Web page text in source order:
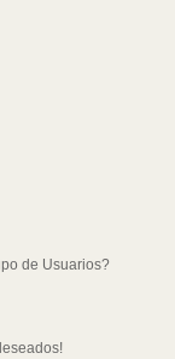
de Usuarios?